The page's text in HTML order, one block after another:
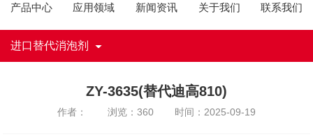
产品中心 应用领域 新闻资讯 关于我们 联系我们
进口替代消泡剂
ZY-3635(替代迪高810)
作者： 浏览：360 时间：2025-09-19